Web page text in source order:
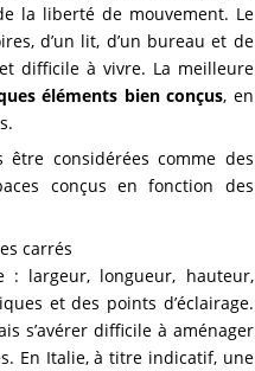
la liberté de mouvement. Le
d’un lit, d’un bureau et de
difficile à vivre. La meilleure
éléments bien conçus, en
être considérées comme des
conçus en fonction des
carrés
largeur, longueur, hauteur,
et des points d’éclairage.
s’avérer difficile à aménager
En Italie, à titre indicatif, une